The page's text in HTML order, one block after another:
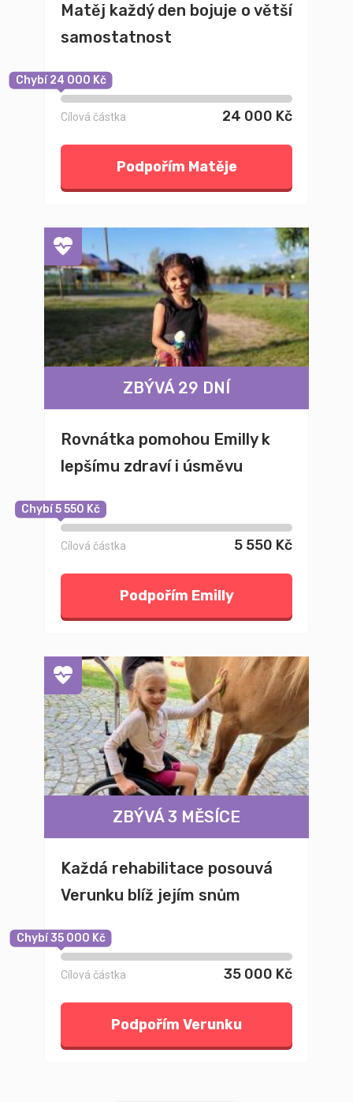
Matěj každý den bojuje o větší
samostatnost
Chybí 24 000 Kč
Cílová částka 24 000 Kč
Podpořím Matěje
ZBÝVÁ 29 DNÍ
Rovnátka pomohou Emilly k
lepšímu zdraví i úsměvu
Chybí 5 550 Kč
Cílová částka 5 550 Kč
Podpořím Emilly
ZBÝVÁ 3 MĚSÍCE
Každá rehabilitace posouvá
Verunku blíž jejím snům
Chybí 35 000 Kč
Cílová částka 35 000 Kč
Podpořím Verunku